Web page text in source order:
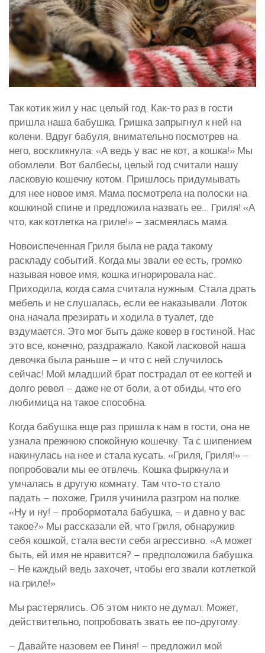
Так котик жил у нас целый год. Как-то раз в гости
пришла наша бабушка. Гришка запрыгнул к ней на
колени. Вдруг бабуля, внимательно посмотрев на
него, воскликнула: «А ведь у вас не кот, а кошка!» Мы
обомлели. Вот балбесы, целый год считали нашу
ласковую кошечку котом. Пришлось придумывать
для нее новое имя. Мама посмотрела на полоски на
кошкиной спине и предложила назвать ее… Гриля! «А
что, как котлетка на гриле!» – засмеялась мама.
Новоиспеченная Гриля была не рада такому
раскладу событий. Когда мы звали ее есть, громко
называя новое имя, кошка игнорировала нас.
Приходила, когда сама считала нужным. Стала драть
мебель и не слушалась, если ее наказывали. Лоток
она начала презирать и ходила в туалет, где
вздумается. Это мог быть даже ковер в гостиной. Нас
это все, конечно, раздражало. Какой ласковой наша
девочка была раньше – и что с ней случилось
сейчас! Мой младший брат пострадал от ее когтей и
долго ревел – даже не от боли, а от обиды, что его
любимица на такое способна.
Когда бабушка еще раз пришла к нам в гости, она не
узнала прежнюю спокойную кошечку. Та с шипением
накинулась на нее и стала кусать. «Гриля, Гриля!» –
попробовали мы ее отвлечь. Кошка фыркнула и
умчалась в другую комнату. Там что-то стало
падать – похоже, Гриля учинила разгром на полке.
«Ну и ну! – пробормотала бабушка, – и давно у вас
такое?» Мы рассказали ей, что Гриля, обнаружив
себя кошкой, стала вести себя агрессивно. «А может
быть, ей имя не нравится? – предположила бабушка.
– Не каждый ведь захочет, чтобы его звали котлеткой
на гриле!»
Мы растерялись. Об этом никто не думал. Может,
действительно, попробовать звать ее по-другому.
– Давайте назовем ее Пиня! – предложил мой